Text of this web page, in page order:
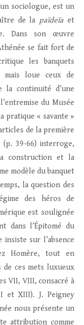
sociologue, est un
de la païdeïa et
Dans son œuvre
se fait fort de
les banquets
mais loue ceux de
la continuité d’une
du Musée
pratique « savante »
de la première
(p. 39-66) interroge,
construction et la
modèle du banquet
la question des
des héros de
est soulignée
dans l’Épitomé du
sur l’absence
Homère, tout en
de ces mets luxueux
VII, VIII, consacré à
et XIII). J. Peigney
nous présente un
attribution comme